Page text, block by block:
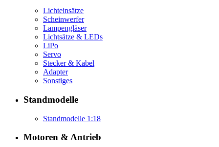
Lichteinsätze
Scheinwerfer
Lampengläser
Lichtsätze & LEDs
LiPo
Servo
Stecker & Kabel
Adapter
Sonstiges
Standmodelle
Standmodelle 1:18
Motoren & Antrieb